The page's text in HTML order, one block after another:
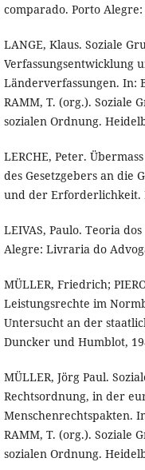
comparado. Porto Alegre:
LANGE, Klaus. Soziale
Verfassungsentwicklung
Länderverfassungen. In:
RAMM, T. (org.). Soziale
sozialen Ordnung.
LERCHE, Peter.
des Gesetzgebers an die
und der Erforderlichkeit.
LEIVAS, Paulo. Teoria
Alegre: Livraria do
MÜLLER, Friedrich;
Leistungsrechte im
Untersucht an der
Duncker und Humblot,
MÜLLER, Jörg Paul.
Rechtsordnung, in der
Menschenrechtspakten.
RAMM, T. (org.). Soziale
sozialen Ordnung.